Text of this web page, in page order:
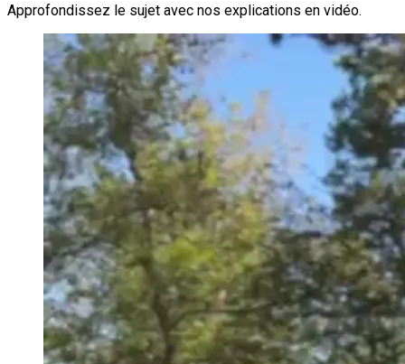
Approfondissez le sujet avec nos explications en vidéo.